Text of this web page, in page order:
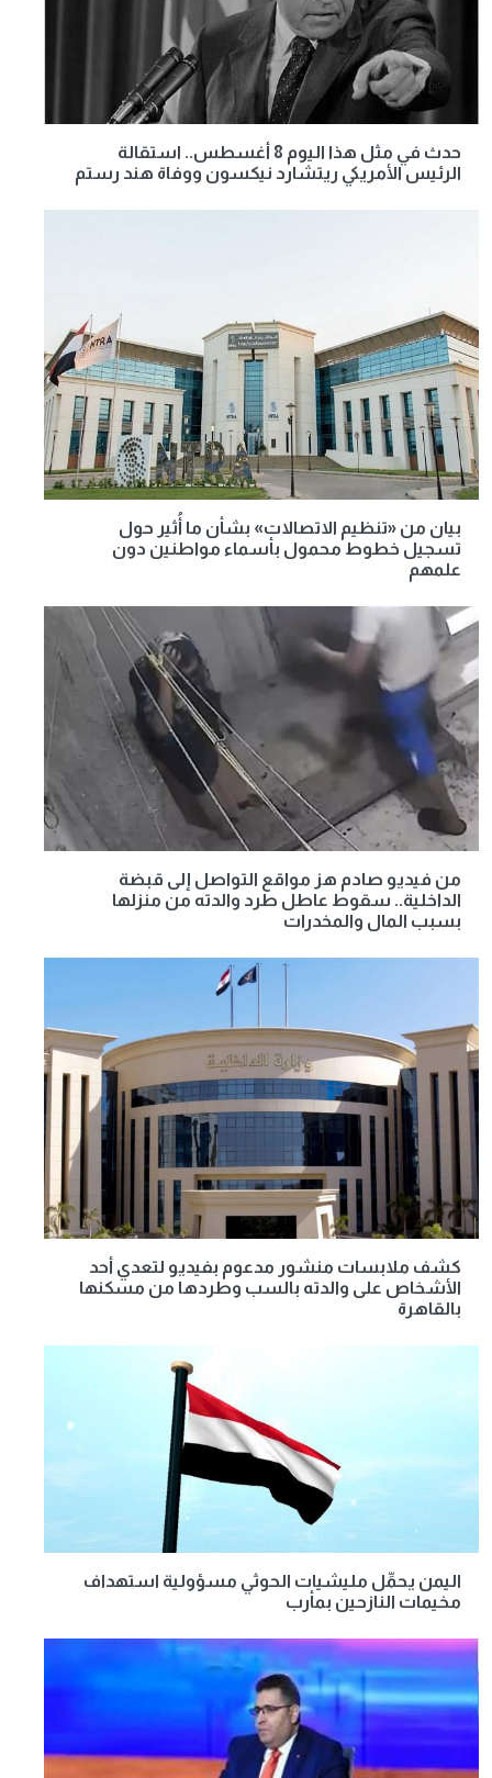
حدث في مثل هذا اليوم 8 أغسطس.. استقالة
الرئيس الأمريكي ريتشارد نيكسون ووفاة هند رستم
بيان من «تنظيم الاتصالات» بشأن ما أُثير حول
تسجيل خطوط محمول بأسماء مواطنين دون
علمهم
من فيديو صادم هز مواقع التواصل إلى قبضة
الداخلية.. سقوط عاطل طرد والدته من منزلها
بسبب المال والمخدرات
كشف ملابسات منشور مدعوم بفيديو لتعدي أحد
الأشخاص على والدته بالسب وطردها من مسكنها
بالقاهرة
اليمن يحمِّل مليشيات الحوثي مسؤولية استهداف
مخيمات النازحين بمأرب